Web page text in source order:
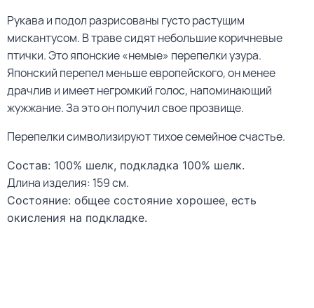
Рукава и подол разрисованы густо растущим
мискантусом. В траве сидят небольшие коричневые
птички. Это японские «немые» перепелки узура.
Японский перепел меньше европейского, он менее
драчлив и имеет негромкий голос, напоминающий
жужжание. За это он получил свое прозвище.
Перепелки символизируют тихое семейное счастье.
Состав: 100% шелк, подкладка 100% шелк.
Длина изделия: 159 см.
Состояние: общее состояние хорошее, есть
окисления на подкладке.